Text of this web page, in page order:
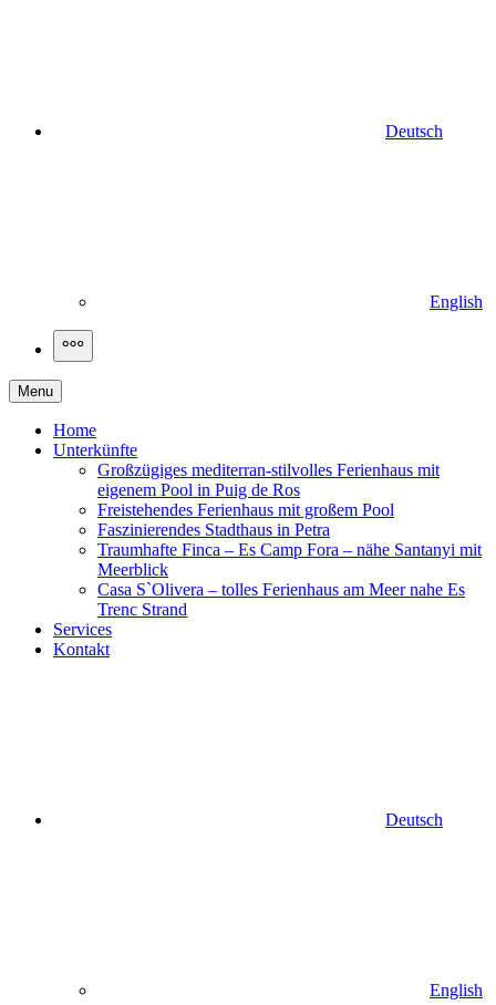
Deutsch
English
More
Menu
Home
Unterkünfte
Großzügiges mediterran-stilvolles Ferienhaus mit
eigenem Pool in Puig de Ros
Freistehendes Ferienhaus mit großem Pool
Faszinierendes Stadthaus in Petra
Traumhafte Finca – Es Camp Fora – nähe Santanyi mit
Meerblick
Casa S`Olivera – tolles Ferienhaus am Meer nahe Es
Trenc Strand
Services
Kontakt
Deutsch
English